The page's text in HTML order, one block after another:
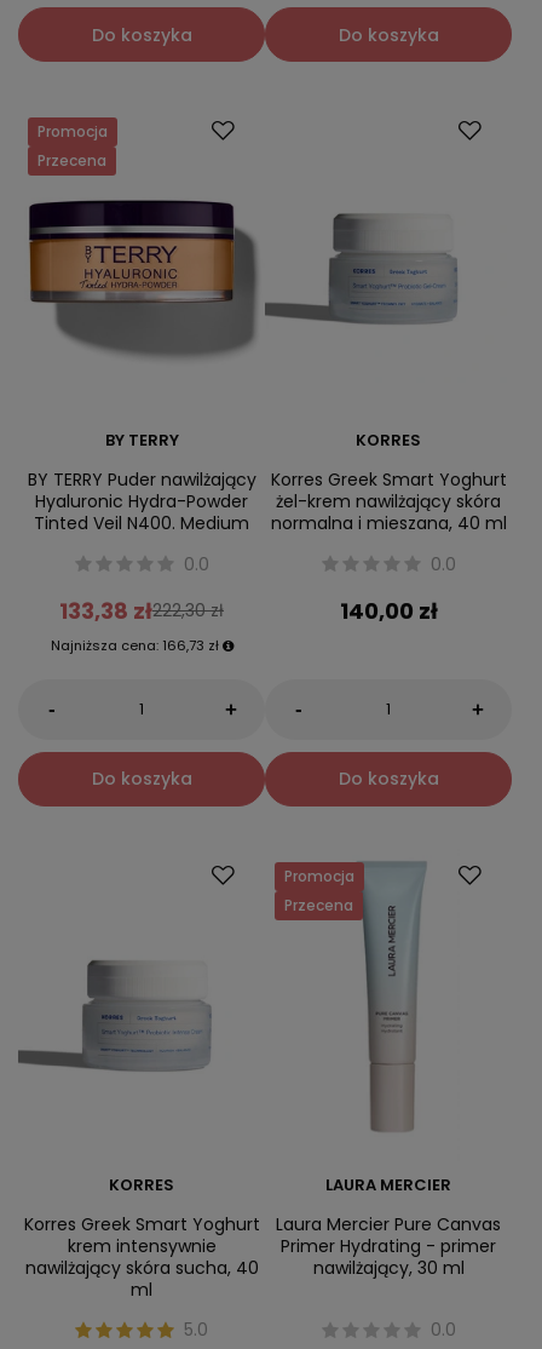
Do koszyka Do koszyka
Promocja
Przecena
BY TERRY
BY TERRY Puder nawilżający
Hyaluronic Hydra-Powder
Tinted Veil N400. Medium
0.0
133,38 zł222,30 zł
Najniższa cena: 166,73 zł
- +
Do koszyka
KORRES
Korres Greek Smart Yoghurt
żel-krem nawilżający skóra
normalna i mieszana, 40 ml
0.0
140,00 zł
- +
Do koszyka
KORRES
Korres Greek Smart Yoghurt
krem intensywnie
nawilżający skóra sucha, 40
ml
5.0
Promocja
Przecena
LAURA MERCIER
Laura Mercier Pure Canvas
Primer Hydrating - primer
nawilżający, 30 ml
0.0